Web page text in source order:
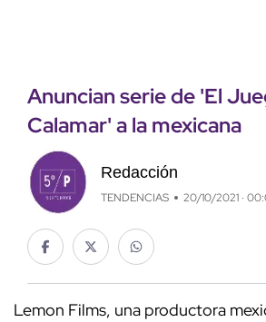
Anuncian serie de 'El
Calamar' a la mexicana
Redacción
TENDENCIAS 20/10/2021 ·
Lemon Films, una productora